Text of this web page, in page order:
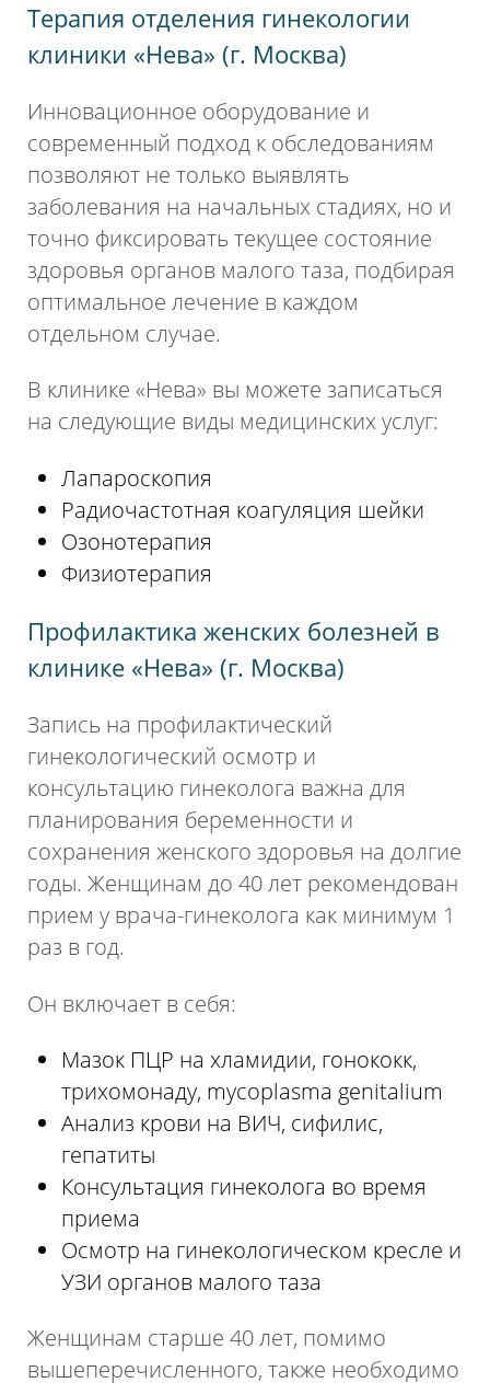
Терапия отделения гинекологии
клиники «Нева» (г. Москва)
Инновационное оборудование и
современный подход к обследованиям
позволяют не только выявлять
заболевания на начальных стадиях, но и
точно фиксировать текущее состояние
здоровья органов малого таза, подбирая
оптимальное лечение в каждом
отдельном случае.
В клинике «Нева» вы можете записаться
на следующие виды медицинских услуг:
Лапароскопия
Радиочастотная коагуляция шейки
Озонотерапия
Физиотерапия
Профилактика женских болезней в
клинике «Нева» (г. Москва)
Запись на профилактический
гинекологический осмотр и
консультацию гинеколога важна для
планирования беременности и
сохранения женского здоровья на долгие
годы. Женщинам до 40 лет рекомендован
прием у врача-гинеколога как минимум 1
раз в год.
Он включает в себя:
Мазок ПЦР на хламидии, гонококк,
трихомонаду, mycoplasma genitalium
Анализ крови на ВИЧ, сифилис,
гепатиты
Консультация гинеколога во время
приема
Осмотр на гинекологическом кресле и
УЗИ органов малого таза
Женщинам старше 40 лет, помимо
вышеперечисленного, также необходимо
Пожалуйста, оцените по пятибалльной
в нашу клинику.